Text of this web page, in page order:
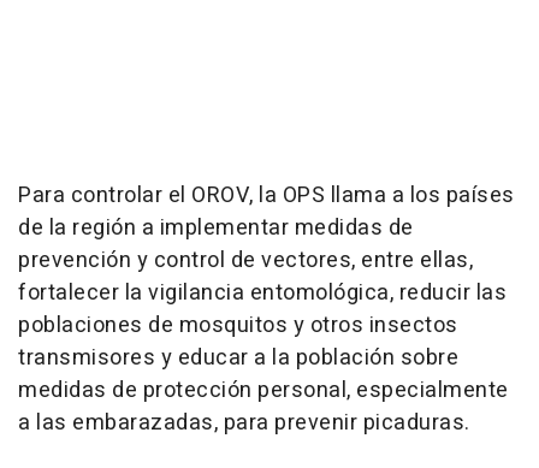
Para controlar el OROV, la OPS llama a los países
de la región a implementar medidas de
prevención y control de vectores, entre ellas,
fortalecer la vigilancia entomológica, reducir las
poblaciones de mosquitos y otros insectos
transmisores y educar a la población sobre
medidas de protección personal, especialmente
a las embarazadas, para prevenir picaduras.